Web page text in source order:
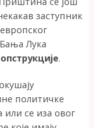
заступник
Лука
.
политичке
се иза овог